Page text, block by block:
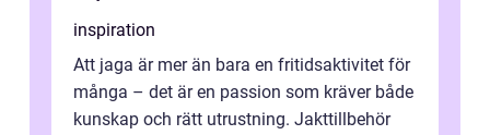
inspiration
Att jaga är mer än bara en fritidsaktivitet för
många – det är en passion som kräver både
kunskap och rätt utrustning. Jakttillbehör